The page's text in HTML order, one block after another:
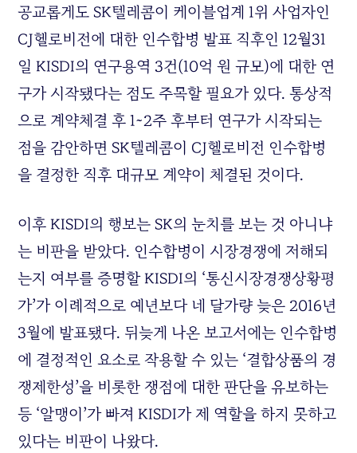
공교롭게도 SK텔레콤이 케이블업계 1위 사업자인
CJ헬로비전에 대한 인수합병 발표 직후인 12월31
일 KISDI의 연구용역 3건(10억 원 규모)에 대한 연
구가 시작됐다는 점도 주목할 필요가 있다. 통상적
으로 계약체결 후 1~2주 후부터 연구가 시작되는
점을 감안하면 SK텔레콤이 CJ헬로비전 인수합병
을 결정한 직후 대규모 계약이 체결된 것이다.
이후 KISDI의 행보는 SK의 눈치를 보는 것 아니냐
는 비판을 받았다. 인수합병이 시장경쟁에 저해되
는지 여부를 증명할 KISDI의 ‘통신시장경쟁상황평
가’가 이례적으로 예년보다 네 달가량 늦은 2016년
3월에 발표됐다. 뒤늦게 나온 보고서에는 인수합병
에 결정적인 요소로 작용할 수 있는 ‘결합상품의 경
쟁제한성’을 비롯한 쟁점에 대한 판단을 유보하는
등 ‘알맹이’가 빠져 KISDI가 제 역할을 하지 못하고
있다는 비판이 나왔다.